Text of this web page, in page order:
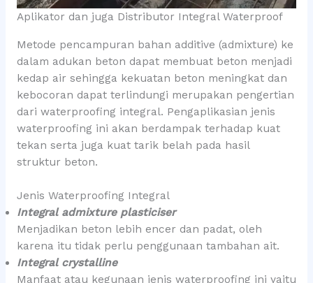
Aplikator dan juga Distributor Integral Waterproof
Metode pencampuran bahan additive (admixture) ke
dalam adukan beton dapat membuat beton menjadi
kedap air sehingga kekuatan beton meningkat dan
kebocoran dapat terlindungi merupakan pengertian
dari waterproofing integral. Pengaplikasian jenis
waterproofing ini akan berdampak terhadap kuat
tekan serta juga kuat tarik belah pada hasil
struktur beton.
Jenis Waterproofing Integral
Integral admixture plasticiser
Menjadikan beton lebih encer dan padat, oleh
karena itu tidak perlu penggunaan tambahan ait.
Integral crystalline
Manfaat atau kegunaan jenis waterproofing ini yaitu